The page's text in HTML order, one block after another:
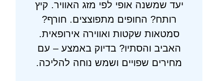
יעד שמשנה אופי לפי מזג האוויר. קיץ
רותח? החופים מתפוצצים. חורף?
סמטאות שקטות ואווירה אירופאית.
האביב והסתיו? בדיוק באמצע – עם
מחירים שפויים ושמש נוחה להליכה.